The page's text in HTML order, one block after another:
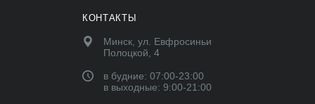
КОНТАКТЫ
Минск, ул. Евфросиньи
Полоцкой, 4
в будние: 07:00-23:00
в выходные: 9:00-21:00